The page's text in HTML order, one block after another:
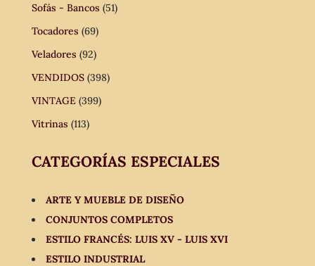
Sofás - Bancos (51)
Tocadores (69)
Veladores (92)
VENDIDOS (398)
VINTAGE (399)
Vitrinas (113)
CATEGORÍAS ESPECIALES
ARTE Y MUEBLE DE DISEÑO
CONJUNTOS COMPLETOS
ESTILO FRANCÉS: LUIS XV - LUIS XVI
ESTILO INDUSTRIAL